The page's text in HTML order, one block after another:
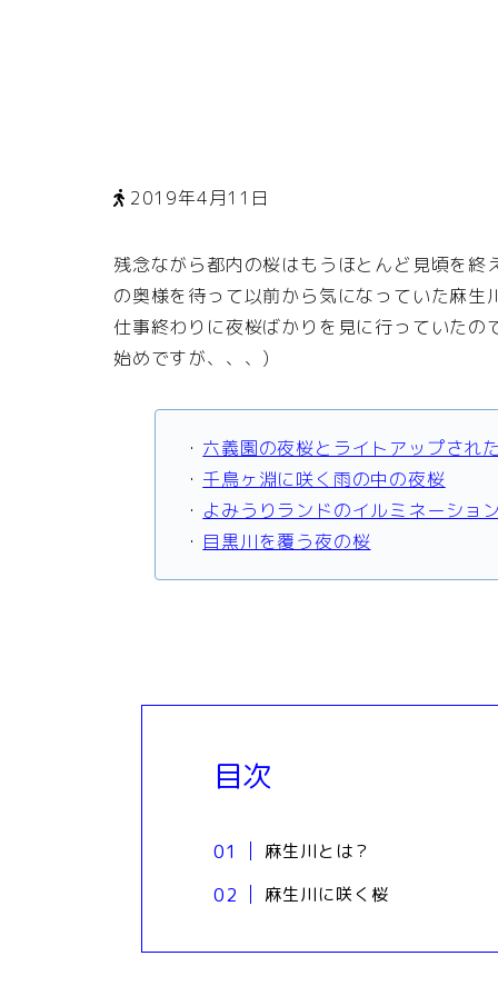
2019年4月11日
残念ながら都内の桜はもうほとんど見頃を
の奥様を待って以前から気になっていた麻
仕事終わりに夜桜ばかりを見に行っていた
始めですが、、、)
・ 六義園の夜桜とライトアップされ
・ 千鳥ヶ淵に咲く雨の中の夜桜
・ よみうりランドのイルミネーショ
・ 目黒川を覆う夜の桜
目次
麻生川とは？
麻生川に咲く桜